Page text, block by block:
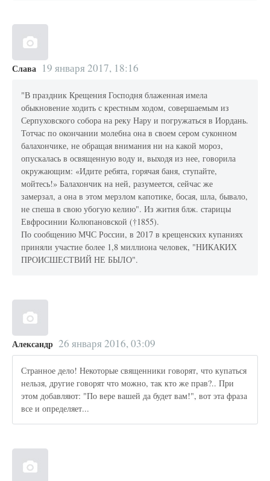
Слава 19 января 2017, 18:16
"В праздник Крещения Господня блаженная имела
обыкновение ходить с крестным ходом, совершаемым из
Серпуховского собора на реку Нару и погружаться в Иордань.
Тотчас по окончании молебна она в своем сером суконном
балахончике, не обращая внимания ни на какой мороз,
опускалась в освященную воду и, выходя из нее, говорила
окружающим: «Идите ребята, горячая баня, ступайте,
мойтесь!» Балахончик на ней, разумеется, сейчас же
замерзал, а она в этом мерзлом капотике, босая, шла, бывало,
не спеша в свою убогую келию". Из жития блж. старицы
Евфросинии Колюпановской (†1855).
По сообщению МЧС России, в 2017 в крещенских купаниях
приняли участие более 1,8 миллиона человек, "НИКАКИХ
ПРОИСШЕСТВИЙ НЕ БЫЛО".
Александр 26 января 2016, 03:09
Странное дело! Некоторые священники говорят, что купаться
нельзя, другие говорят что можно, так кто же прав?.. При
этом добавляют: "По вере вашей да будет вам!", вот эта фраза
все и определяет...